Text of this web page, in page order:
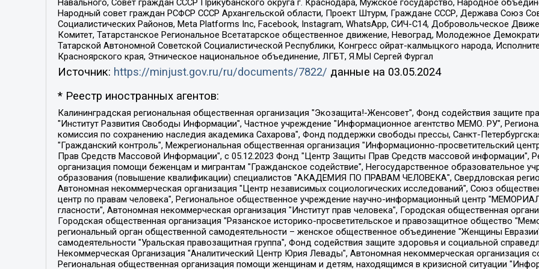
Навального, Совет граждан СССР Прикубанского округа г. Краснодара, Мужское государство, Народное
Народный совет граждан РСФСР СССР Архангельской области, Проект Штурм, Граждане СССР, Держава Союз
Социалистических Районов, Meta Platforms Inc, Facebook, Instagram, WhatsApp, СИЧ-С14, Добровольческое
Комитет, Татарстанское Региональное Всетатарское общественное движение, Невоград, Молодежное
Татарской Автономной Советской Социалистической Республики, Конгресс ойрат-калмыцкого народа,
Красноярского края, Этническое национальное объединение, ЛГБТ, Я.МЫ Сергей Фургал
Источник: https://minjust.gov.ru/ru/documents/7822/ данные на 03.05.2024
* Реестр иностранных агентов:
Калининградская региональная общественная организация "Экозащита!-Женсовет", Фонд содействия защите прав и свобод граждан "Общественный вердикт", Фонд "Институт Развития Свободы Информации", Частное учреждение "Информационное агентство МЕМО. РУ", Региональная общественная организация "Общественная комиссия по сохранению наследия академика Сахарова", Фонд поддержки свободы прессы, Санкт-Петербургская общественная правозащитная организация "Гражданский контроль", Межрегиональная общественная организация "Информационно-просветительский центр "Мемориал", Региональный Фонд "Центр Защиты Прав Средств Массовой Информации", с 05.12.2023 Фонд "Центр Защиты Прав Средств массовой информации", Региональная общественная благотворительная организация помощи беженцам и мигрантам "Гражданское содействие", Негосударственное образовательное учреждение дополнительного профессионального образования (повышение квалификации) специалистов "АКАДЕМИЯ ПО ПРАВАМ ЧЕЛОВЕКА", Свердловская региональная общественная организация "Сутяжник", Автономная некоммерческая организация "Центр независимых социологических исследований", Союз общественных объединений "Российский исследовательский центр по правам человека", Региональное общественное учреждение научно-информационный центр "МЕМОРИАЛ", Некоммерческая организация "Фонд защиты гласности", Автономная некоммерческая организация "Институт прав человека", Городская общественная организация "Екатеринбургское общество "МЕМОРИАЛ", Городская общественная организация "Рязанское историко-просветительское и правозащитное общество "Мемориал" (Рязанский Мемориал), Челябинский региональный орган общественной самодеятельности – женское общественное объединение "Женщины Евразии", Челябинский региональный орган общественной самодеятельности "Уральская правозащитная группа", Фонд содействия защите здоровья и социальной справедливости имени Андрея Рылькова, Автономная Некоммерческая Организация "Аналитический Центр Юрия Левады", Автономная некоммерческая организация социальной поддержки населения "Проект Апрель", Региональная общественная организация помощи женщинам и детям, находящимся в кризисной ситуации "Информационно-методический центр "Анна", Фонд содействия развитию массовых коммуникаций и правовому просвещению "Так-так-Так", Фонд содействия устойчивому развитию "Серебряная тайга", Свердловский региональный общественный фонд социальных проектов "Новое время", "Idel.Реалии", Кавказ.Реалии, Крым.Реалии, Телеканал Настоящее Время, Татаро-башкирская служба Радио Свобода (Azatliq Radiosi), Радио Свободная Европа/Радио Свобода (PCE/PC), "Сибирь.Реалии", "Фактограф", Благотворительный фонд помощи осужденным и их семьям, Автономная некоммерческая организация "Институт глобализации и социальных движений", Фонд "В защиту прав заключенных", Частное учреждение "Центр поддержки и содействия развитию средств массовой информации", Пензенский региональный общественный благотворительный фонд "Гражданский союз", "Север.Реалии", Некоммерческая организация Фонд "Правовая инициатива", Общество с ограниченной ответственностью "Радио Свободная Европа/Радио Свобода", Чешское информационное агентство "MEDIUM-ORIENT", Красноярская региональная общественная организация "Мы против СПИДа", Камалягин Денис Николаевич, Маркелов Сергей Евгеньевич, Пономарев Лев Александрович, Савицкая Людмила Алексеевна, Автономная некоммерческая организация "Центр по работе с проблемой насилия "НАСИЛИЮ.НЕТ", Межрегиональный профессиональный союз работников здравоохранения "Альянс врачей", Юридическое лицо, зарегистрированное в Латвийской Республике, SIA "Medusa Project" (регистрационный номер 40103797863, дата регистрации 10.06.2014), Некоммерческая организация "Фонд по борьбе с коррупцией", Автономная некоммерческая организация "Институт права и публичной политики", Баданин Роман Сергеевич, Гликин Максим Александрович, Железнова Мария Михайловна, Лукьянова Юлия Сергеевна, Маетная Елизавета Витальевна, Маняхин Петр Борисович, Чуракова Ольга Владимировна, Ярош Юлия Петровна, Юридическое лицо "The Insider SIA", зарегистрированное в Риге, Латвийская Республика (дата регистрации 26.06.2015), являющееся администратором доменного имени интернет-издания "The Insider SIA", https://theins.ru, Постернак Алексей Евгеньевич, Рубин Михаил Аркадьевич, Анин Роман Александрович, Юридическое лицо Istories fonds, зарегистрированное в Латвийской Республике (регистрационный номер 50008295751, дата регистрации 24.02.2020), Великовский Дмитрий Александрович, Долинина Ирина Николаевна, Мароховская Алеся Алексеевна, Шлейнов Роман Юрьевич, Шмагун Олеся Валентиновна, Общество с ограниченной ответственностью "Альтаир 2021", Общество с ограниченной ответственностью "Вега 2021", Общество с ограниченной ответственностью "Главный редактор 2021", Общество с ограниченной ответственностью "Ромашки монолит", Важенков Артем Валерьевич, Ивановская областная общественная организация "Центр гендерных исследований", Гурман Юрий Альбертович, Медиапроект "ОВД-Инфо", Егоров Владимир Владимирович, Жилинский Владимир Александрович, Общество с ограниченной ответственностью "ЗП", Иванова София Юрьевна, Карезина Инна Павловна, Кильтау Екатерина Викторовна, Петров Алексей Викторович, Пискунов Сергей Евгеньевич, Смирнов Сергей Сергеевич, Тихонов Михаил Сергеевич, Общество с ограниченной ответственностью "ЖУРНАЛИСТ-ИНОСТРАННЫЙ АГЕНТ", Арапова Галина Юрьевна, Вольтская Татьяна Анатольевна, Американская компания "Mason G.E.S. Anonymous Foundation" (США), являющаяся владельцем интернет-издания https://mnews.world/, Компания "Stichting Bellingcat", зарегистрированная в Нидерландах (дата регистрации 11.07.2018), Захаров Андрей Вячеславович, Клепиковская Екатерина Дмитриевна, Общество с ограниченной ответственностью "МЕМО", Перл Роман Александрович, Симонов Евгений Алексеевич, Соловьева Елена Анатольевна, Сотников Даниил Владимирович, Сурначева Елизавета Дмитриевна, Автономная некоммерческая организация по защите прав человека и информированию населения "Якутия – Наше Мнение", Общество с ограниченной ответственностью "Москоу диджитал медиа", с 26.01.2023 Общество с ограниченной ответственностью "Чайка Белые сады", Ветошкина Валерия Валерьевна, Заговора Максим Александрович, Межрегиональное общественное движение "Российская ЛГБТ - сеть", Оленичев Максим Владимирович, Павлов Иван Юрьевич, Скворцова Елена Сергеевна, Общество с ограниченной ответственностью "Как бы инагент", Кочетков Игорь Викторович, Общество с ограниченной ответственностью "Честные выборы", Еланчик Олег Александрович, Общество с ограниченной ответственностью "Нобелевский призыв", Гималова Регина Эмилевна, Григорьев Андрей Валерьевич, Григорьева Алина Александровна, Ассоциация по содействию защите прав призывников, альтернативнослужащих и военнослужащих "Правозащитная группа